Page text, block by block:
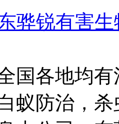
骅锐有害
国各地均
蚁防治，